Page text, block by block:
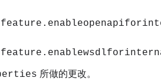
所做的更改。